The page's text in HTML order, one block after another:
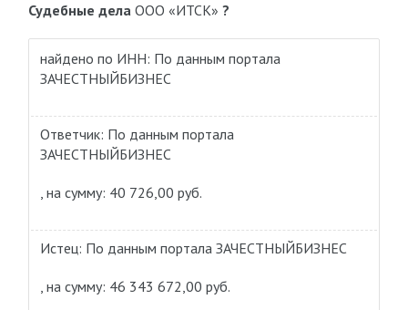
Судебные делаООО «ИТСК» ?
найдено по ИНН: По данным портала
ЗАЧЕСТНЫЙБИЗНЕС
Ответчик: По данным портала
ЗАЧЕСТНЫЙБИЗНЕС
, на сумму: 40 726,00 руб.
Истец: По данным портала ЗАЧЕСТНЫЙБИЗНЕС
, на сумму: 46 343 672,00 руб.